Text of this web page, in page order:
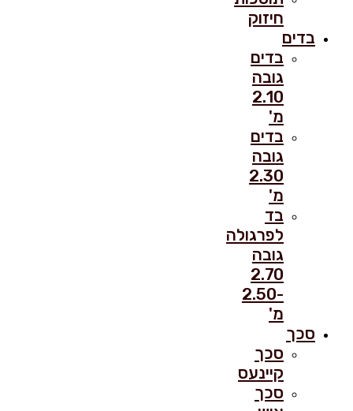
חיזוק
בדים
בדים
גובה
2.10
מ'
בדים
גובה
2.30
מ'
בד
לפרגולה
גובה
2.70
-2.50
מ'
סכך
סכך
קיינעס
סכך